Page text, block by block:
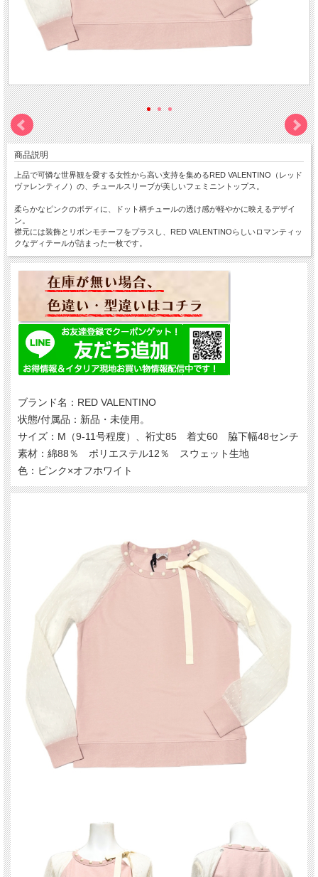
商品説明
上品で可憐な世界観を愛する女性から高い支持を集めるRED VALENTINO（レッド
ヴァレンティノ）の、チュールスリーブが美しいフェミニントップス。
柔らかなピンクのボディに、ドット柄チュールの透け感が軽やかに映えるデザイ
ン。
襟元には装飾とリボンモチーフをプラスし、RED VALENTINOらしいロマンティッ
クなディテールが詰まった一枚です。
ブランド名：RED VALENTINO
状態/付属品：新品・未使用。
サイズ：M（9-11号程度）、裄丈85 着丈60 脇下幅48センチ
素材：綿88％ ポリエステル12％ スウェット生地
色：ピンク×オフホワイト